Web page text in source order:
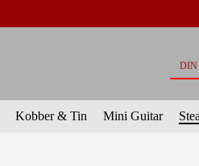
DIN
Kobber & Tin Mini Guitar